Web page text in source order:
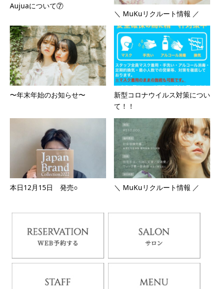
Aujuaについて⑦
＼ MuKuリクルート情報 ／
〜年末年始のお知らせ〜
新型コロナウイルス対策につい
て！！
本日12月15日 発売○ ＼ MuKuリクルート情報 ／